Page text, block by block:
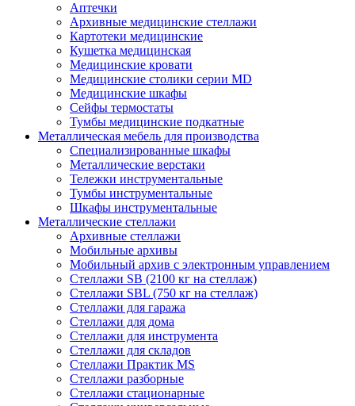
Аптечки
Архивные медицинские стеллажи
Картотеки медицинские
Кушетка медицинская
Медицинские кровати
Медицинские столики серии MD
Медицинские шкафы
Сейфы термостаты
Тумбы медицинские подкатные
Металлическая мебель для производства
Cпециализированные шкафы
Металлические верстаки
Тележки инструментальные
Тумбы инструментальные
Шкафы инструментальные
Металлические стеллажи
Архивные стеллажи
Мобильные архивы
Мобильный архив с электронным управлением
Стеллажи SB (2100 кг на стеллаж)
Стеллажи SBL (750 кг на стеллаж)
Стеллажи для гаража
Стеллажи для дома
Стеллажи для инструмента
Стеллажи для складов
Стеллажи Практик MS
Стеллажи разборные
Стеллажи стационарные